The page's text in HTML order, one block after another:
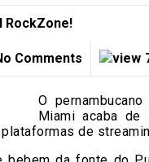
RockZone!
Comments
O
Miami acaba de
de